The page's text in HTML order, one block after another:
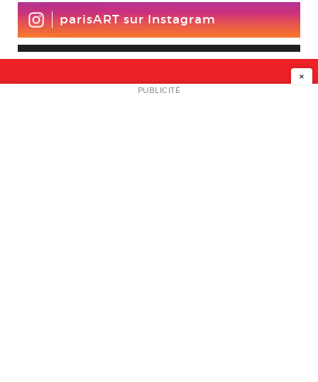
parisART sur Instagram
NEWSLETTER
×
PUBLICITÉ